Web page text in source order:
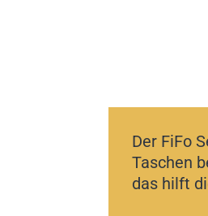
Der FiFo
Taschen
das hilft